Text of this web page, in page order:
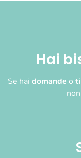
Hai
Se hai domande o ti